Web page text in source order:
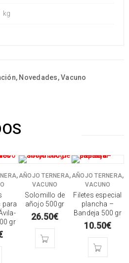
kg
, Novedades,Vacuno
,
para
gr
AÑOJO TERNERA,
VACUNO
Solomillo de
añojo 500gr
26.50€
AÑOJO TERNERA,
VACUNO
Filetes especial
plancha –
Bandeja 500 gr
10.50€